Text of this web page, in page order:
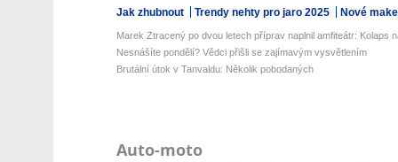
Jak zhubnout Trendy nehty pro jaro 2025 Nové
Marek Ztracený po dvou letech příprav naplnil amfiteátr: Kolaps
Nesnášíte pondělí? Vědci přišli se zajímavým vysvětlením
Brutální útok v Tanvaldu: Několik pobodaných
Auto-moto